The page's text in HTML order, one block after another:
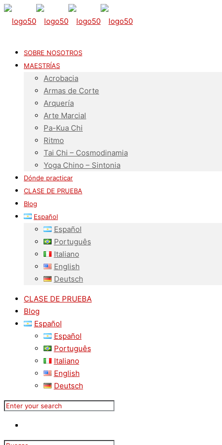
SOBRE NOSOTROS
MAESTRÍAS
Acrobacia
Armas de Corte
Arquería
Arte Marcial
Pa-Kua Chi
Ritmo
Tai Chi – Cosmodinamia
Yoga Chino – Sintonia
Dónde practicar
CLASE DE PRUEBA
Blog
Español
Español
Português
Italiano
English
Deutsch
CLASE DE PRUEBA
Blog
Español
Español
Português
Italiano
English
Deutsch